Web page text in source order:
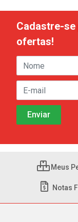
Cadastre-
ofertas!
Meus
Notas